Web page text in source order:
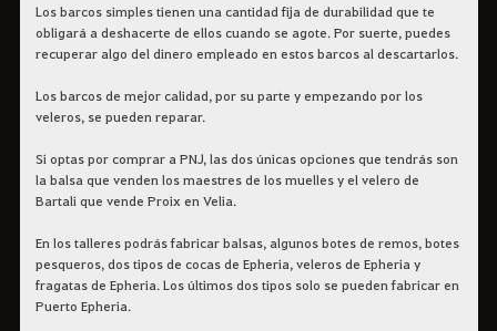
Los barcos simples tienen una cantidad fija de durabilidad que te
obligará a deshacerte de ellos cuando se agote. Por suerte, puedes
recuperar algo del dinero empleado en estos barcos al descartarlos.
Los barcos de mejor calidad, por su parte y empezando por los
veleros, se pueden reparar.
Si optas por comprar a PNJ, las dos únicas opciones que tendrás son
la balsa que venden los maestres de los muelles y el velero de
Bartali que vende Proix en Velia.
En los talleres podrás fabricar balsas, algunos botes de remos, botes
pesqueros, dos tipos de cocas de Epheria, veleros de Epheria y
fragatas de Epheria. Los últimos dos tipos solo se pueden fabricar en
Puerto Epheria.